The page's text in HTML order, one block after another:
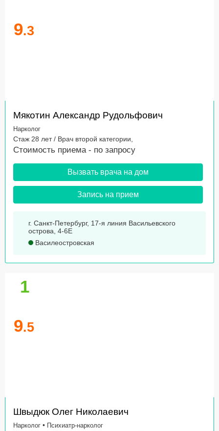
9.3
Мякотин Александр Рудольфович
Нарколог
Стаж 28 лет / Врач второй категории,
Стоимость приема - по запросу
Вызвать врача на дом
Запись на прием
г. Санкт-Петербург, 17-я линия Васильевского
острова, 4-6Е
Василеостровская
1
9.5
Швыдюк Олег Николаевич
Нарколог • Психиатр-нарколог